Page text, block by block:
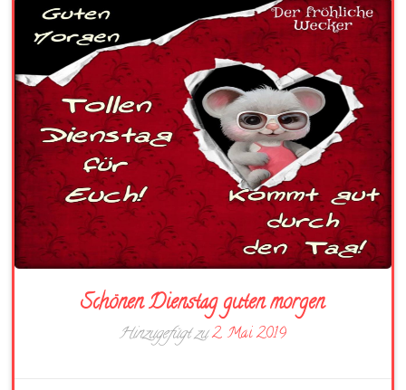
Schönen Dienstag guten morgen
Hinzugefügt zu2. Mai 2019